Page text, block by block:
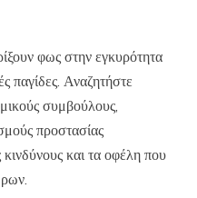
φως στην εγκυρότητα
παγίδες. Αναζητήστε
συμβούλους,
προστασίας
και τα οφέλη που